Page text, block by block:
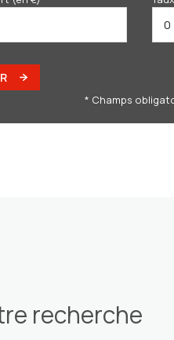
* Champs
recherche